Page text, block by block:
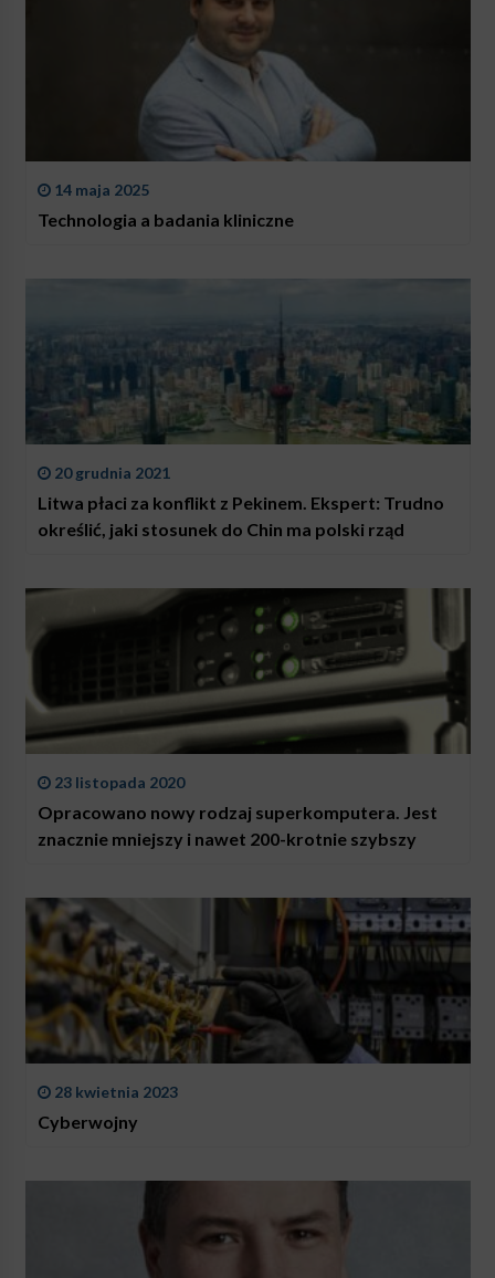
14 maja 2025
Technologia a badania kliniczne
20 grudnia 2021
Litwa płaci za konflikt z Pekinem. Ekspert: Trudno
określić, jaki stosunek do Chin ma polski rząd
23 listopada 2020
Opracowano nowy rodzaj superkomputera. Jest
znacznie mniejszy i nawet 200-krotnie szybszy
28 kwietnia 2023
Cyberwojny